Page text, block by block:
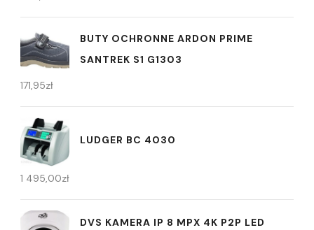
BUTY OCHRONNE ARDON PRIME
SANTREK S1 G1303
171,95zł
LUDGER BC 4030
1 495,00zł
DVS KAMERA IP 8 MPX 4K P2P LED